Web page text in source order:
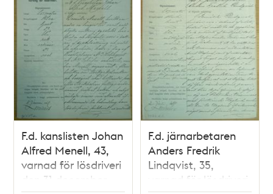
F.d. kanslisten Johan
Alfred Menell, 43,
varnad för lösdriveri
den 31 december
F.d. järnarbetaren
Anders Fredrik
Lindqvist, 35,
varnad för lösdriveri